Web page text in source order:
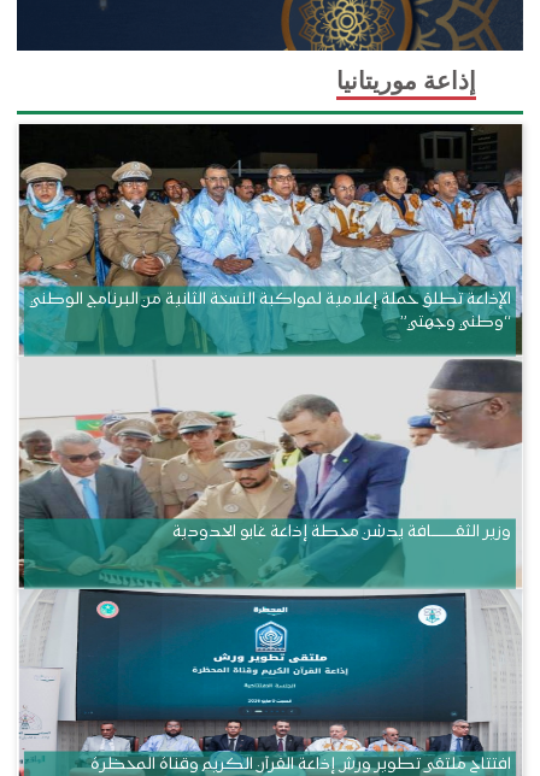
إذاعة موريتانيا
الإذاعة تطلق حملة إعلامية لمواكبة النسخة الثانية من البرنامج الوطني
“وطني وجهتي”
وزير الثقــــــــــافة يدشن محطة إذاعة غابو الحدودية
افتتاح ملتقى تطوير ورش إذاعة القرآن الكريم وقناة المحظرة